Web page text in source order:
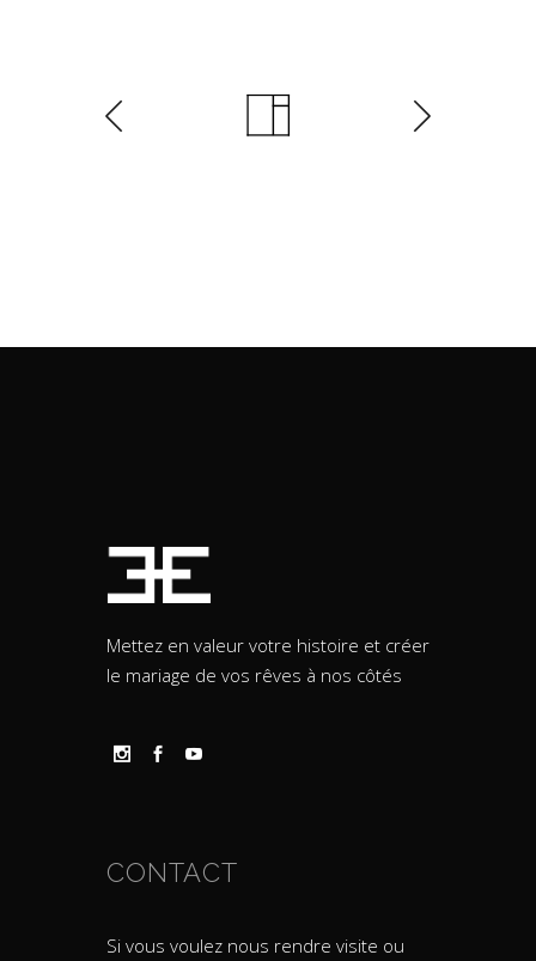
Mettez en valeur votre histoire et créer
le mariage de vos rêves à nos côtés
CONTACT
Si vous voulez nous rendre visite ou